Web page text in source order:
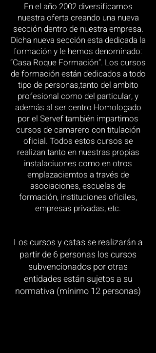
En el año 2002 diversificamos
nuestra oferta creando una nueva
sección dentro de nuestra empresa.
Dicha nueva sección esta dedicada la
formación y le hemos denominado:
“Casa Roque Formación“. Los cursos
de formación están dedicados a todo
tipo de personas,tanto del ambito
profesional como del particular, y
además al ser centro Homologado
por el Servef también impartimos
cursos de camarero con titulación
oficial. Todos estos cursos se
realizan tanto en nuestras propias
instalaciuones como en otros
emplazaciemtos a través de
asociaciones, escuelas de
formación, instituciones oficiles,
empresas privadas, etc.
Los cursos y catas se realizarán a
partir de 6 personas los cursos
subvencionados por otras
entidades están sujetos a su
normativa (mínimo 12 personas)